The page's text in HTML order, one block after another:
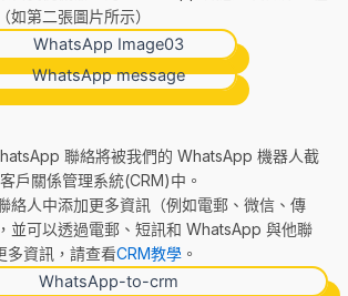
如第二張圖片所示）
聯絡將被我們的 WhatsApp 機器人截
戶關係管理系統(CRM)中。
絡人中添加更多資訊（例如電郵、微信、傳
並可以透過電郵、短訊和 WhatsApp 與他聯
多資訊，請查看CRM教學。